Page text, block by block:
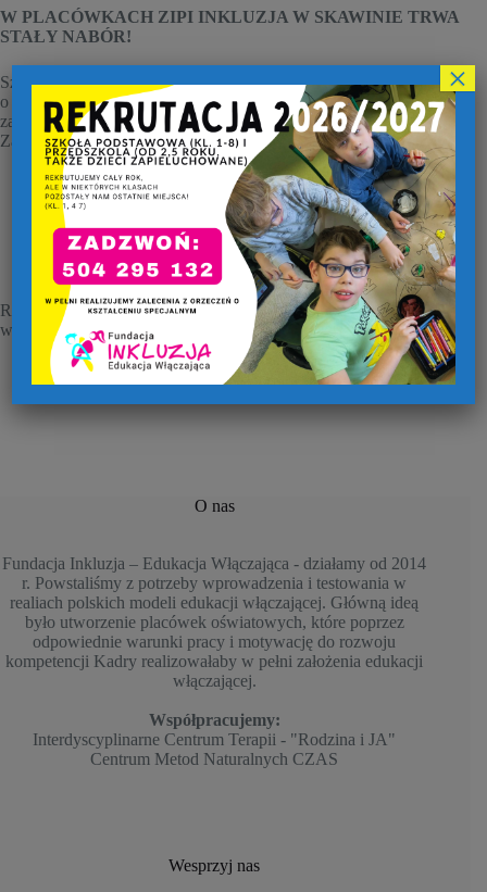
W PLACÓWKACH ZIPI INKLUZJA W SKAWINIE TRWA
STAŁY NABÓR!
Szukasz szkoły lub przedszkola dla swojego dziecka z orzeczeniem
o konieczności kształcenia specjalnego? Sprawdź, co możemy Ci
zaoferować. Do każdego dziecka podchodzimy indywidualnie.
Zapewniamy pomoc specjalistów, takich jak:
pedagog specjalny,
psycholog,
logopeda,
terapeuta integracji sensorycznej,
fizjoterapeuta.
Rozwój i dobrostan Twojego dziecka to nasza pasja!Zadzwońlub
wypełnij formularz rekrutacyjny i dowiedz się więcej!
O nas
Fundacja Inkluzja – Edukacja Włączająca - działamy od 2014
r. Powstaliśmy z potrzeby wprowadzenia i testowania w
realiach polskich modeli edukacji włączającej. Główną ideą
było utworzenie placówek oświatowych, które poprzez
odpowiednie warunki pracy i motywację do rozwoju
kompetencji Kadry realizowałaby w pełni założenia edukacji
włączającej.
Współpracujemy:
Interdyscyplinarne Centrum Terapii - "Rodzina i JA"
Centrum Metod Naturalnych CZAS
Wesprzyj nas
×